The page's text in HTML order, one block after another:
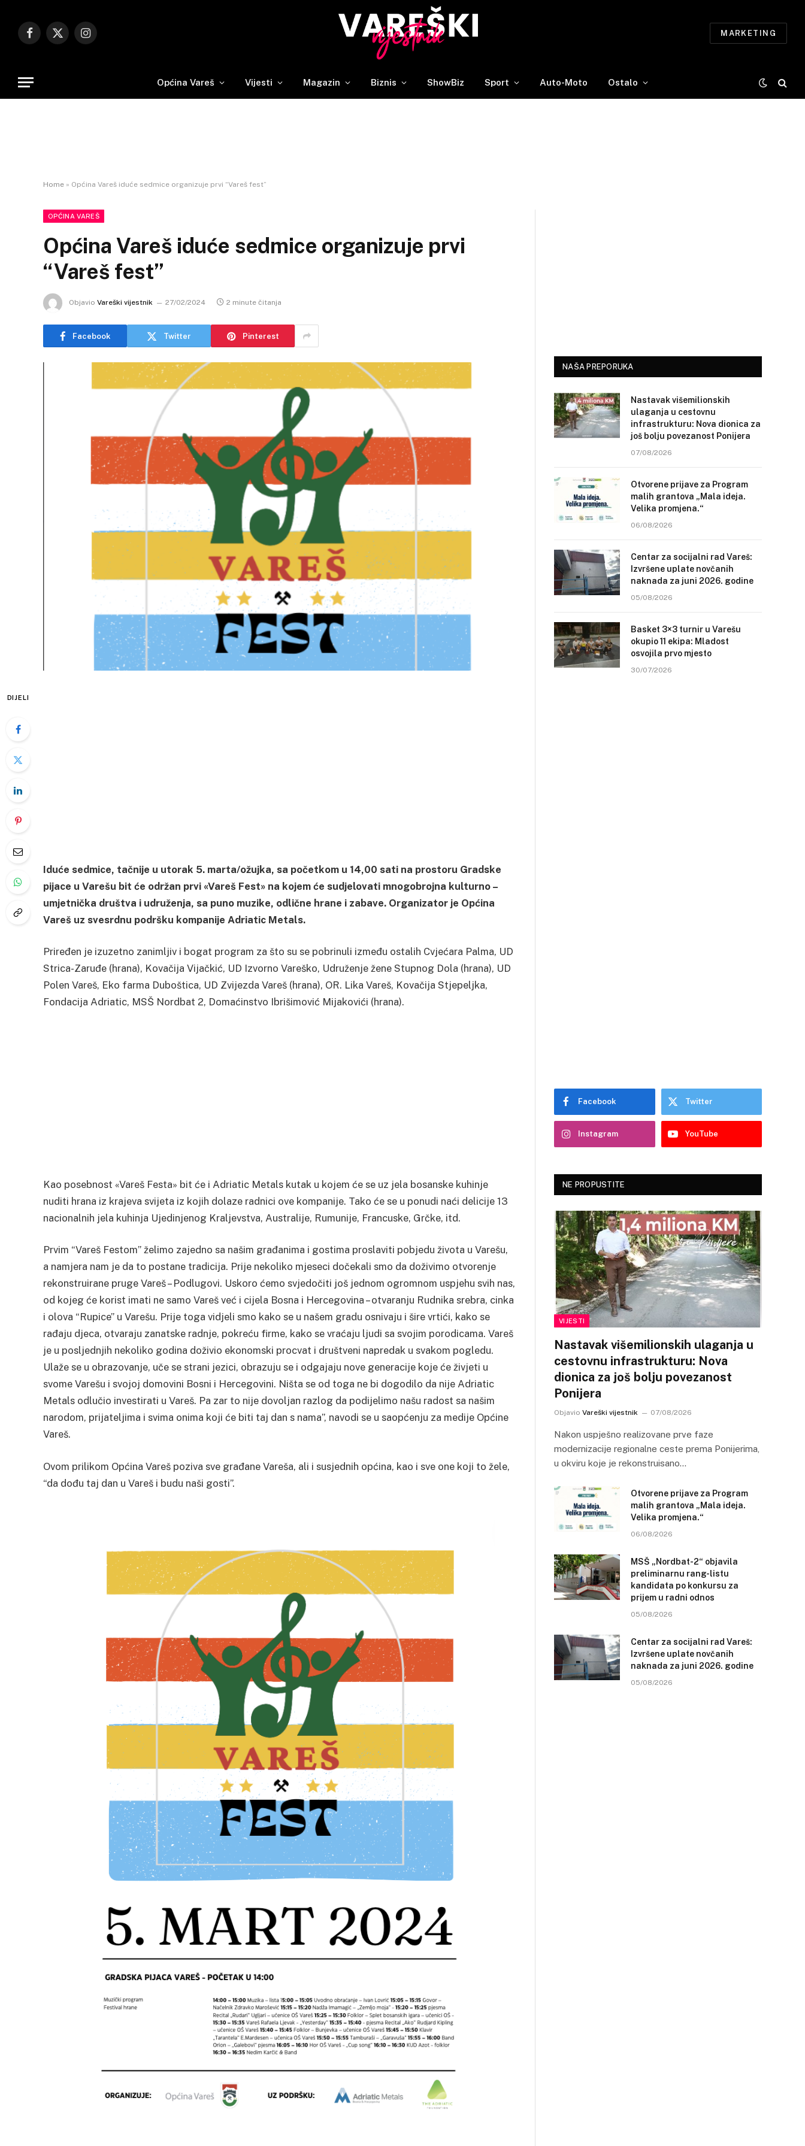
Facebook
X
Instagram
MARKETING
Općina Vareš Vijesti Magazin Biznis ShowBiz Sport Auto-Moto Ostalo
Home » Općina Vareš iduće sedmice organizuje prvi “Vareš fest”
OPĆINA VAREŠ
Općina Vareš iduće sedmice organizuje prvi
“Vareš fest”
Objavio Vareški vijestnik 27/02/2024 2 minute čitanja
Facebook Twitter Pinterest
DIJELI
Iduće sedmice, tačnije u utorak 5. marta/ožujka, sa početkom u 14,00 sati na prostoru Gradske
pijace u Varešu bit će održan prvi «Vareš Fest» na kojem će sudjelovati mnogobrojna kulturno –
umjetnička društva i udruženja, sa puno muzike, odlične hrane i zabave. Organizator je Općina
Vareš uz svesrdnu podršku kompanije Adriatic Metals.
Priređen je izuzetno zanimljiv i bogat program za što su se pobrinuli između ostalih Cvjećara Palma, UD
Strica-Zaruđe (hrana), Kovačija Vijačkić, UD Izvorno Vareško, Udruženje žene Stupnog Dola (hrana), UD
Polen Vareš, Eko farma Duboštica, UD Zvijezda Vareš (hrana), OR. Lika Vareš, Kovačija Stjepeljka,
Fondacija Adriatic, MSŠ Nordbat 2, Domaćinstvo Ibrišimović Mijakovići (hrana).
Kao posebnost «Vareš Festa» bit će i Adriatic Metals kutak u kojem će se uz jela bosanske kuhinje
nuditi hrana iz krajeva svijeta iz kojih dolaze radnici ove kompanije. Tako će se u ponudi naći delicije 13
nacionalnih jela kuhinja Ujedinjenog Kraljevstva, Australije, Rumunije, Francuske, Grčke, itd.
Prvim “Vareš Festom” želimo zajedno sa našim građanima i gostima proslaviti pobjedu života u Varešu,
a namjera nam je da to postane tradicija. Prije nekoliko mjeseci dočekali smo da doživimo otvorenje
rekonstruirane pruge Vareš – Podlugovi. Uskoro ćemo svjedočiti još jednom ogromnom uspjehu svih nas,
od kojeg će korist imati ne samo Vareš već i cijela Bosna i Hercegovina – otvaranju Rudnika srebra, cinka
i olova “Rupice” u Varešu. Prije toga vidjeli smo kako se u našem gradu osnivaju i šire vrtići, kako se
rađaju djeca, otvaraju zanatske radnje, pokreću firme, kako se vraćaju ljudi sa svojim porodicama. Vareš
je u posljednjih nekoliko godina doživio ekonomski procvat i društveni napredak u svakom pogledu.
Ulaže se u obrazovanje, uče se strani jezici, obrazuju se i odgajaju nove generacije koje će živjeti u
svome Varešu i svojoj domovini Bosni i Hercegovini. Ništa se od toga ne bi dogodilo da nije Adriatic
Metals odlučio investirati u Vareš. Pa zar to nije dovoljan razlog da podijelimo našu radost sa našim
narodom, prijateljima i svima onima koji će biti taj dan s nama”, navodi se u saopćenju za medije Općine
Vareš.
Ovom prilikom Općina Vareš poziva sve građane Vareša, ali i susjednih općina, kao i sve one koji to žele,
“da dođu taj dan u Vareš i budu naši gosti”.
NAŠA PREPORUKA
Nastavak višemilionskih
ulaganja u cestovnu
infrastrukturu: Nova dionica za
još bolju povezanost Ponijera
07/08/2026
Otvorene prijave za Program
malih grantova „Mala ideja.
Velika promjena.“
06/08/2026
Centar za socijalni rad Vareš:
Izvršene uplate novčanih
naknada za juni 2026. godine
05/08/2026
Basket 3×3 turnir u Varešu
okupio 11 ekipa: Mladost
osvojila prvo mjesto
30/07/2026
Facebook Twitter
Instagram YouTube
NE PROPUSTITE
VIJESTI
Nastavak višemilionskih ulaganja u
cestovnu infrastrukturu: Nova
dionica za još bolju povezanost
Ponijera
Objavio Vareški vijestnik 07/08/2026
Nakon uspješno realizovane prve faze
modernizacije regionalne ceste prema Ponijerima,
u okviru koje je rekonstruisano…
Otvorene prijave za Program
malih grantova „Mala ideja.
Velika promjena.“
06/08/2026
MSŠ „Nordbat-2“ objavila
preliminarnu rang-listu
kandidata po konkursu za
prijem u radni odnos
05/08/2026
Centar za socijalni rad Vareš:
Izvršene uplate novčanih
naknada za juni 2026. godine
05/08/2026